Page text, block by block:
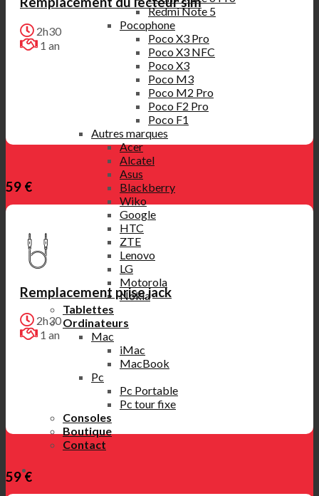
Redmi Note 5
Pocophone
Poco X3 Pro
Poco X3 NFC
Poco X3
Poco M3
Poco M2 Pro
Poco F2 Pro
Poco F1
Autres marques
Acer
Alcatel
Asus
Blackberry
Wiko
Google
HTC
ZTE
Lenovo
LG
Motorola
Nokia
Tablettes
Ordinateurs
Mac
iMac
MacBook
Pc
Pc Portable
Pc tour fixe
Consoles
Boutique
Contact
2h30
1 an
59 €
Remplacement prise jack
2h30
1 an
59 €